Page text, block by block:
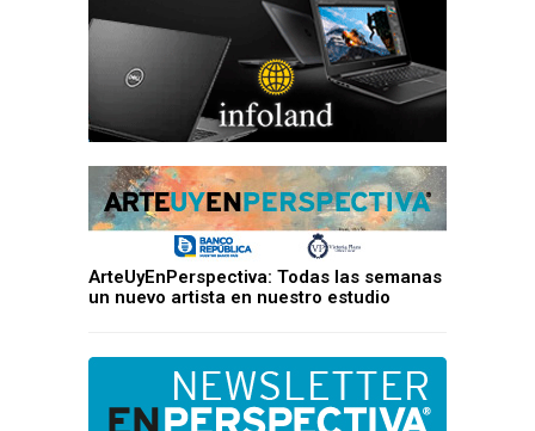
ArteUyEnPerspectiva: Todas las semanas
un nuevo artista en nuestro estudio